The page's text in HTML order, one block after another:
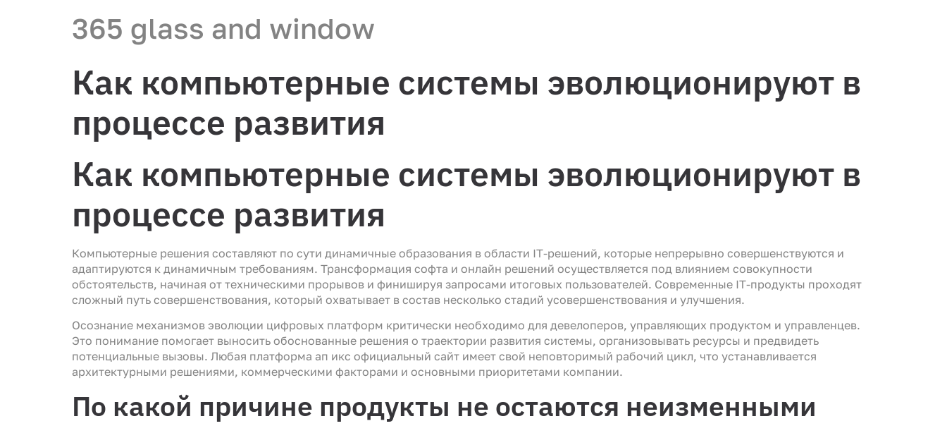
365 glass and window
Как компьютерные системы эволюционируют в
процессе развития
Как компьютерные системы эволюционируют в
процессе развития
Компьютерные решения составляют по сути динамичные образования в области IT-решений, которые непрерывно совершенствуются и
адаптируются к динамичным требованиям. Трансформация софта и онлайн решений осуществляется под влиянием совокупности
обстоятельств, начиная от техническими прорывов и финишируя запросами итоговых пользователей. Современные IT-продукты проходят
сложный путь совершенствования, который охватывает в состав несколько стадий усовершенствования и улучшения.
Осознание механизмов эволюции цифровых платформ критически необходимо для девелоперов, управляющих продуктом и управленцев.
Это понимание помогает выносить обоснованные решения о траектории развития системы, организовывать ресурсы и предвидеть
потенциальные вызовы. Любая платформа ап икс официальный сайт имеет свой неповторимый рабочий цикл, что устанавливается
архитектурными решениями, коммерческими факторами и основными приоритетами компании.
По какой причине продукты не остаются неизменными